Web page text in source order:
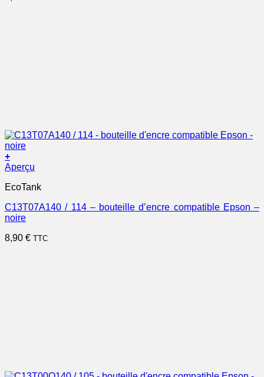
+
Aperçu
EcoTank
C13T07A140 / 114 – bouteille d’encre compatible Epson –
noire
8,90 € TTC